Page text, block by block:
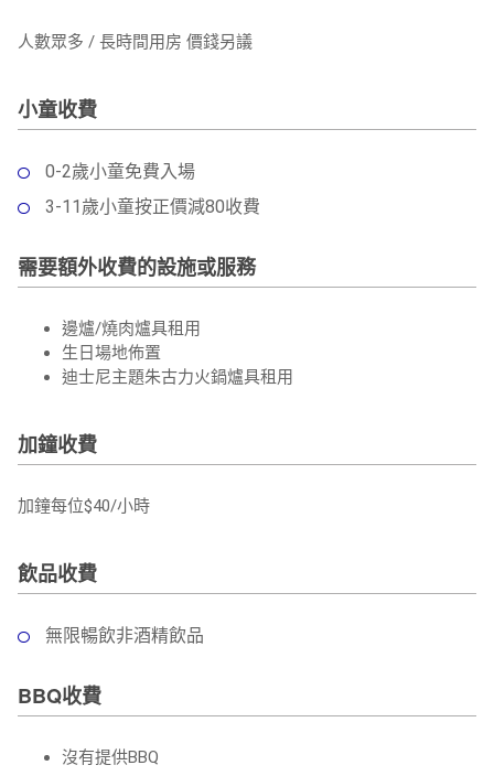
人數眾多 / 長時間用房 價錢另議
小童收費
0-2歲小童免費入場
3-11歲小童按正價減80收費
需要額外收費的設施或服務
邊爐/燒肉爐具租用
生日場地佈置
迪士尼主題朱古力火鍋爐具租用
加鐘收費
加鐘每位$40/小時
飲品收費
無限暢飲非酒精飲品
BBQ收費
沒有提供BBQ